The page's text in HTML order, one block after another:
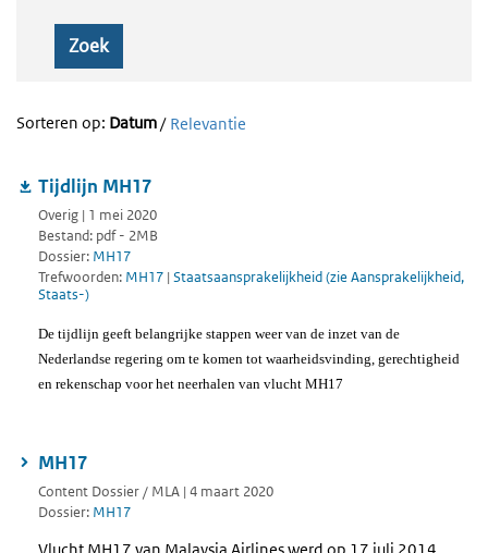
Zoek
Sorteren op: Datum/ Relevantie
Tijdlijn MH17
Overig | 1 mei 2020
Bestand: pdf - 2MB
Dossier: MH17
Trefwoorden: MH17 | Staatsaansprakelijkheid (zie Aansprakelijkheid,
Staats-)
De tijdlijn geeft belangrijke stappen weer van de inzet van de
Nederlandse regering om te komen tot waarheidsvinding, gerechtigheid
en rekenschap voor het neerhalen van vlucht MH17
MH17
Content Dossier / MLA | 4 maart 2020
Dossier: MH17